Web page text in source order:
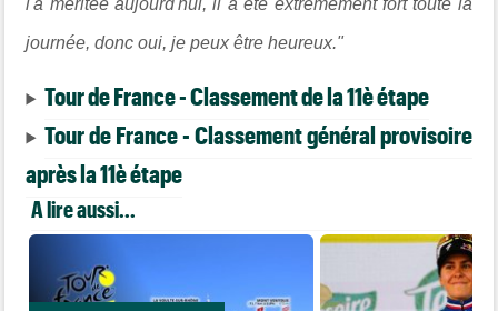
journée, donc oui, je peux être heureux."
Tour de France - Classement de la 11è étape
Tour de France - Classement général provisoire
après la 11è étape
A lire aussi...